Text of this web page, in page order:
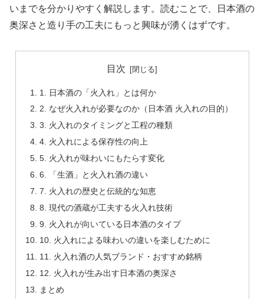
いまでを分かりやすく解説します。読むことで、日本酒の
奥深さと造り手の工夫にもっと興味が湧くはずです。
目次
1. 日本酒の「火入れ」とは何か
2. なぜ火入れが必要なのか（日本酒 火入れの目的）
3. 火入れのタイミングと工程の種類
4. 火入れによる保存性の向上
5. 火入れが味わいにもたらす変化
6. 「生酒」と火入れ酒の違い
7. 火入れの歴史と伝統的な知恵
8. 現代の酒蔵が工夫する火入れ技術
9. 火入れが向いている日本酒のタイプ
10. 火入れによる味わいの違いを楽しむために
11. 火入れ酒の人気ブランド・おすすめ銘柄
12. 火入れが生み出す日本酒の奥深さ
まとめ